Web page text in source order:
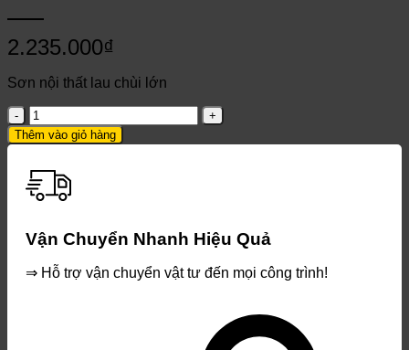
2.235.000₫
Sơn nội thất lau chùi lớn
UNI
HOME
EASYCLEAN
17.5L
số
Thêm vào giỏ hàng
Vận Chuyển Nhanh Hiệu Quả
⇒ Hỗ trợ vận chuyển vật tư đến mọi công trình!